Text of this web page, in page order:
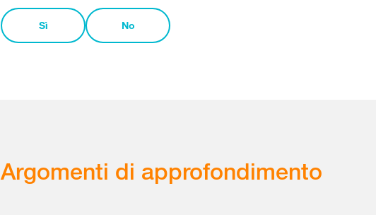
Sì No
Argomenti di approfondimento